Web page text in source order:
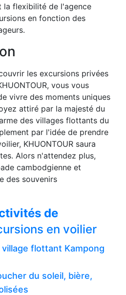
la flexibilité de l'agence
en fonction des
les excursions privées
vous vous
vivre des moments uniques
attiré par la majesté du
des villages flottants du
par l'idée de prendre
KHUONTOUR saura
Alors n'attendez plus,
cambodgienne et
des souvenirs
de
en voilier
flottant Kampong
du soleil, bière,